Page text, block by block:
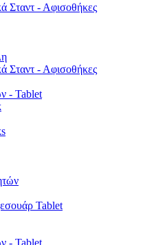
Σταντ - Αφισοθήκες
Σταντ - Αφισοθήκες
- Tablet
Tablet
- Tablet